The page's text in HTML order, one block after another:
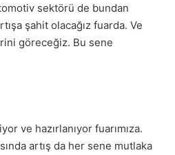
sektörü de bundan
şahit olacağız fuarda. Ve
göreceğiz. Bu sene
ve hazırlanıyor fuarımıza.
artış da her sene mutlaka